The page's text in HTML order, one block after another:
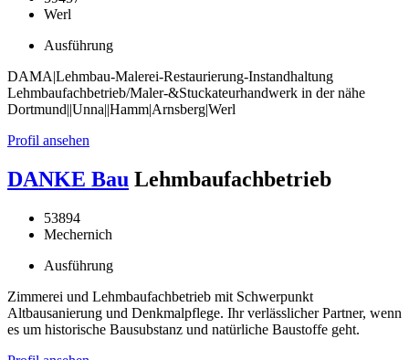
Werl
Ausführung
DAMA|Lehmbau-Malerei-Restaurierung-Instandhaltung
Lehmbaufachbetrieb/Maler-&Stuckateurhandwerk in der nähe
Dortmund||Unna||Hamm|Arnsberg|Werl
Profil ansehen
DANKE Bau Lehmbaufachbetrieb
53894
Mechernich
Ausführung
Zimmerei und Lehmbaufachbetrieb mit Schwerpunkt
Altbausanierung und Denkmalpflege. Ihr verlässlicher Partner, wenn
es um historische Bausubstanz und natürliche Baustoffe geht.